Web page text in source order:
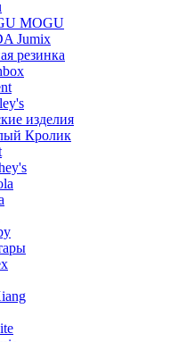
MOGU
Jumix
резинка
изделия
Кролик